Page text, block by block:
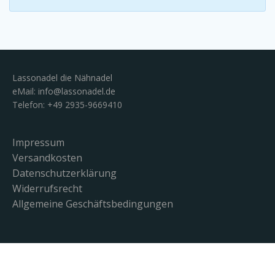
Lassonadel die Nähnadel
eMail: info@lassonadel.de
Telefon: +49 2935-9669410
Impressum
Versandkosten
Datenschutzerklärung
Widerrufsrecht
Allgemeine Geschäftsbedingungen